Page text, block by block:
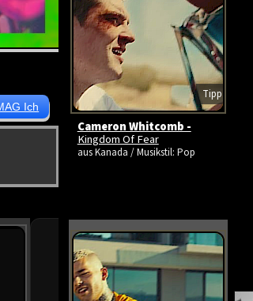
Tipp
Cameron Whitcomb -
Kingdom Of Fear
aus Kanada / Musikstil: Pop